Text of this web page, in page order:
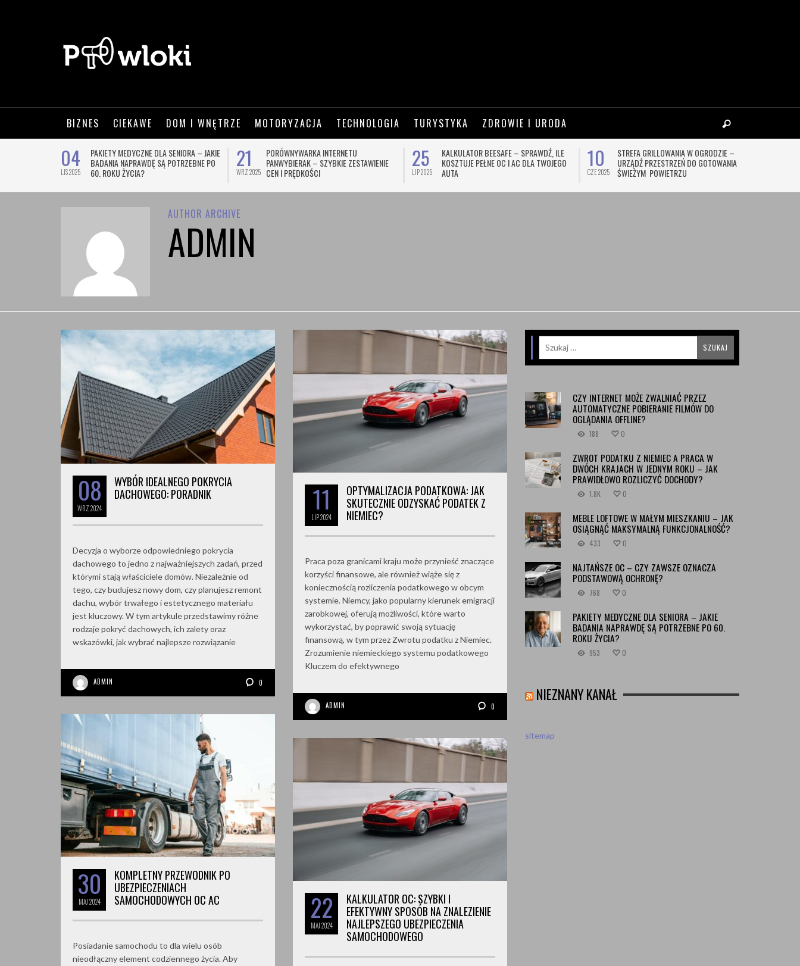
BIZNES CIEKAWE DOM I WNĘTRZE MOTORYZACJA TECHNOLOGIA TURYSTYKA ZDROWIE I URODA
04
LIS 2025
PAKIETY MEDYCZNE DLA SENIORA – JAKIE
BADANIA NAPRAWDĘ SĄ POTRZEBNE PO
60. ROKU ŻYCIA?
21
WRZ 2025
PORÓWNYWARKA INTERNETU
PANWYBIERAK – SZYBKIE ZESTAWIENIE
CEN I PRĘDKOŚCI
25
LIP 2025
KALKULATOR BEESAFE – SPRAWDŹ, ILE
KOSZTUJE PEŁNE OC I AC DLA TWOJEGO
AUTA
10
CZE 2025
STREFA GRILLOWANIA W OGRODZIE –
URZĄDŹ PRZESTRZEŃ DO GOTOWANIA NA
ŚWIEŻYM POWIETRZU
AUTHOR ARCHIVE
ADMIN
08
WRZ2024
WYBÓR IDEALNEGO POKRYCIA
DACHOWEGO: PORADNIK
Decyzja o wyborze odpowiedniego pokrycia
dachowego to jedno z najważniejszych zadań, przed
którymi stają właściciele domów. Niezależnie od
tego, czy budujesz nowy dom, czy planujesz remont
dachu, wybór trwałego i estetycznego materiału
jest kluczowy. W tym artykule przedstawimy różne
rodzaje pokryć dachowych, ich zalety oraz
wskazówki, jak wybrać najlepsze rozwiązanie
ADMIN 0
11
LIP2024
OPTYMALIZACJA PODATKOWA: JAK
SKUTECZNIE ODZYSKAĆ PODATEK Z
NIEMIEC?
Praca poza granicami kraju może przynieść znaczące
korzyści finansowe, ale również wiąże się z
koniecznością rozliczenia podatkowego w obcym
systemie. Niemcy, jako popularny kierunek emigracji
zarobkowej, oferują możliwości, które warto
wykorzystać, by poprawić swoją sytuację
finansową, w tym przez Zwrotu podatku z Niemiec.
Zrozumienie niemieckiego systemu podatkowego
Kluczem do efektywnego
ADMIN 0
30
MAJ2024
KOMPLETNY PRZEWODNIK PO
UBEZPIECZENIACH
SAMOCHODOWYCH OC AC
Posiadanie samochodu to dla wielu osób
nieodłączny element codziennego życia. Aby
22
MAJ2024
KALKULATOR OC: SZYBKI I
EFEKTYWNY SPOSÓB NA ZNALEZIENIE
NAJLEPSZEGO UBEZPIECZENIA
SAMOCHODOWEGO
CZY INTERNET MOŻE ZWALNIAĆ PRZEZ
AUTOMATYCZNE POBIERANIE FILMÓW DO
OGLĄDANIA OFFLINE?
188 0
ZWROT PODATKU Z NIEMIEC A PRACA W
DWÓCH KRAJACH W JEDNYM ROKU – JAK
PRAWIDŁOWO ROZLICZYĆ DOCHODY?
1.8K 0
MEBLE LOFTOWE W MAŁYM MIESZKANIU – JAK
OSIĄGNĄĆ MAKSYMALNĄ FUNKCJONALNOŚĆ?
433 0
NAJTAŃSZE OC – CZY ZAWSZE OZNACZA
PODSTAWOWĄ OCHRONĘ?
768 0
PAKIETY MEDYCZNE DLA SENIORA – JAKIE
BADANIA NAPRAWDĘ SĄ POTRZEBNE PO 60.
ROKU ŻYCIA?
953 0
NIEZNANY KANAŁ
sitemap